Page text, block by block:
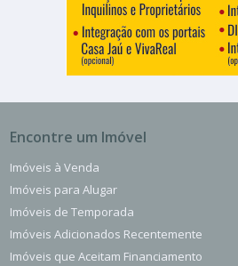
Encontre um Imóvel
Imóveis à Venda
Imóveis para Alugar
Imóveis de Temporada
Imóveis Adicionados Recentemente
Imóveis que Aceitam Financiamento